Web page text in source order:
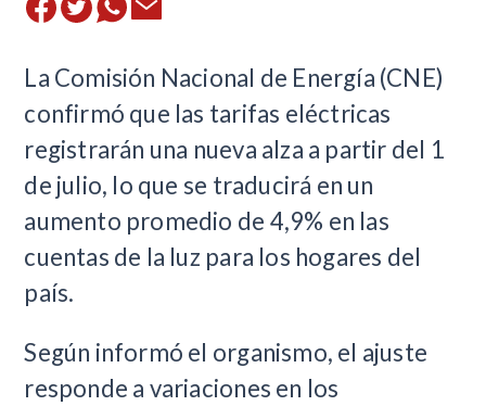
La Comisión Nacional de Energía (CNE)
confirmó que las tarifas eléctricas
registrarán una nueva alza a partir del 1
de julio, lo que se traducirá en un
aumento promedio de 4,9% en las
cuentas de la luz para los hogares del
país.
Según informó el organismo, el ajuste
responde a variaciones en los